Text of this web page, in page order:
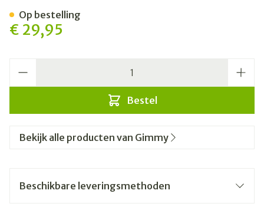
€ 29,95
Bestel
Op bestelling
Bekijk alle producten van Gimmy
Beschikbare leveringsmethoden